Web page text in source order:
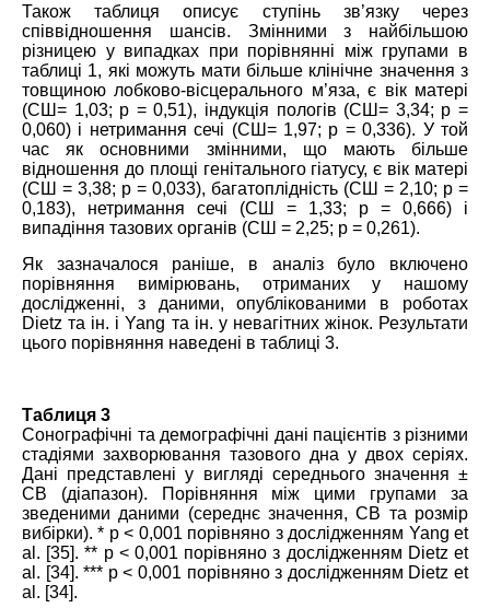
Також таблиця описує ступінь зв’язку через
співвідношення шансів. Змінними з найбільшою
різницею у випадках при порівнянні між групами в
таблиці 1, які можуть мати більше клінічне значення з
товщиною лобково-вісцерального м’яза, є вік матері
(СШ= 1,03; p = 0,51), індукція пологів (СШ= 3,34; p =
0,060) і нетримання сечі (СШ= 1,97; p = 0,336). У той
час як основними змінними, що мають більше
відношення до площі генітального гіатусу, є вік матері
(СШ = 3,38; p = 0,033), багатоплідність (СШ = 2,10; p =
0,183), нетримання сечі (СШ = 1,33; p = 0,666) і
випадіння тазових органів (СШ = 2,25; p = 0,261).
Як зазначалося раніше, в аналіз було включено
порівняння вимірювань, отриманих у нашому
дослідженні, з даними, опублікованими в роботах
Dietz та ін. і Yang та ін. у невагітних жінок. Результати
цього порівняння наведені в таблиці 3.
Таблиця 3
Сонографічні та демографічні дані пацієнтів з різними
стадіями захворювання тазового дна у двох серіях.
Дані представлені у вигляді середнього значення ±
СВ (діапазон). Порівняння між цими групами за
зведеними даними (середнє значення, СВ та розмір
вибірки). * р < 0,001 порівняно з дослідженням Yang et
al. [35]. ** р < 0,001 порівняно з дослідженням Dietz et
al. [34]. *** р < 0,001 порівняно з дослідженням Dietz et
al. [34].